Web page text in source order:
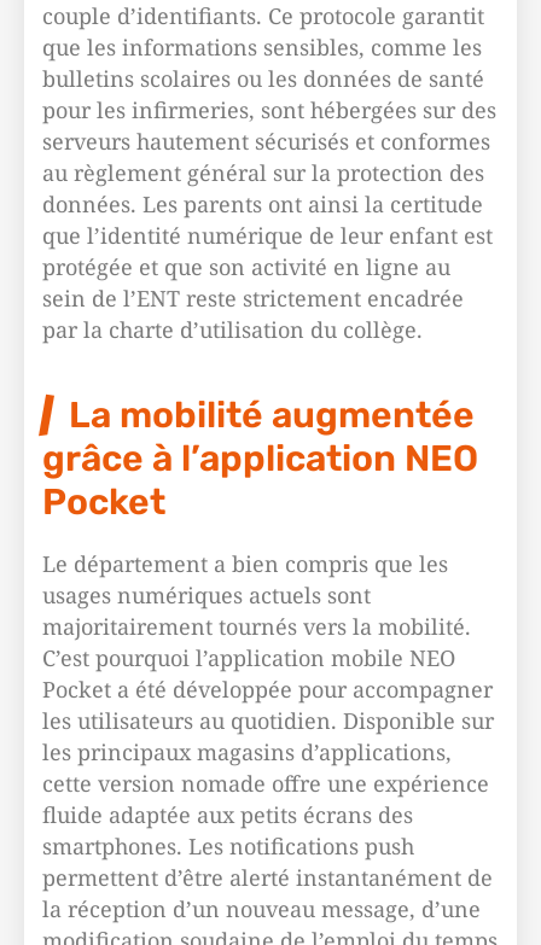
couple d’identifiants. Ce protocole garantit
que les informations sensibles, comme les
bulletins scolaires ou les données de santé
pour les infirmeries, sont hébergées sur des
serveurs hautement sécurisés et conformes
au règlement général sur la protection des
données. Les parents ont ainsi la certitude
que l’identité numérique de leur enfant est
protégée et que son activité en ligne au
sein de l’ENT reste strictement encadrée
par la charte d’utilisation du collège.
La mobilité augmentée
grâce à l’application NEO
Pocket
Le département a bien compris que les
usages numériques actuels sont
majoritairement tournés vers la mobilité.
C’est pourquoi l’application mobile NEO
Pocket a été développée pour accompagner
les utilisateurs au quotidien. Disponible sur
les principaux magasins d’applications,
cette version nomade offre une expérience
fluide adaptée aux petits écrans des
smartphones. Les notifications push
permettent d’être alerté instantanément de
la réception d’un nouveau message, d’une